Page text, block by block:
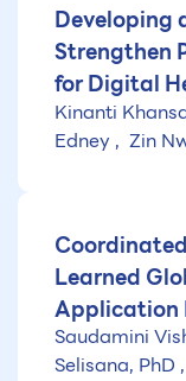
สุขภาพไทย
Developing
Strengthen
for Digital
and Middle-
Kinanti
Edney
Zin
Learned
Application
for
Saudamini
Selisana, PhD